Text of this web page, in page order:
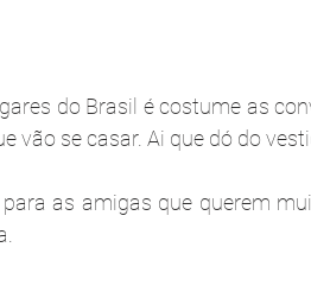
do Brasil é costume as
vão se casar. Ai que dó do
as amigas que querem